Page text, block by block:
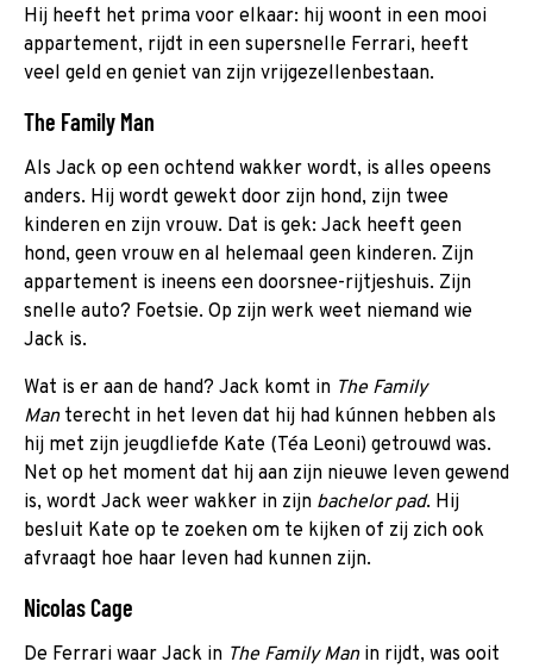
Hij heeft het prima voor elkaar: hij woont in een mooi
appartement, rijdt in een supersnelle Ferrari, heeft
veel geld en geniet van zijn vrijgezellenbestaan.
The Family Man
Als Jack op een ochtend wakker wordt, is alles opeens
anders. Hij wordt gewekt door zijn hond, zijn twee
kinderen en zijn vrouw. Dat is gek: Jack heeft geen
hond, geen vrouw en al helemaal geen kinderen. Zijn
appartement is ineens een doorsnee-rijtjeshuis. Zijn
snelle auto? Foetsie. Op zijn werk weet niemand wie
Jack is.
Wat is er aan de hand? Jack komt in The Family
Manterecht in het leven dat hij had kúnnen hebben als
hij met zijn jeugdliefde Kate (Téa Leoni) getrouwd was.
Net op het moment dat hij aan zijn nieuwe leven gewend
is, wordt Jack weer wakker in zijn bachelor pad. Hij
besluit Kate op te zoeken om te kijken of zij zich ook
afvraagt hoe haar leven had kunnen zijn.
Nicolas Cage
De Ferrari waar Jack in The Family Man in rijdt, was ooit